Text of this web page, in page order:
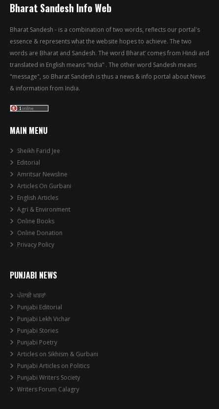
Bharat Sandesh Info Web
Bharat Sandesh - is a combination of two words, reflects our portal's
essence & represents what the website hopes to achieve. The two
words are Bharat and Sandesh. The word Bharat’ comes from Hindi and
translated in English means “India” . The other word Sandesh means
"message", so Bharat Sandesh is thus a news & info portal about News
& information from India.
MAIN MENU
Sheikh Farid Jee
Editorial
Amritsar Newsline
Articles On Gurbani
English Articles
Agri & Environment
Online Books
Online Donation
Privacy Policy
PUNJABI NEWS
ਪੰਜਾਬੀ ਖਬਰਾਂ
Punjabi Editorial
Punjabi Lekh Vichar
Punjabi Stories
Punjabi Poetry
Articles on Sikhism & Gurbani
Punjabi Articles on Politics
Punjabi Writers Society
Writers Forum Calagry